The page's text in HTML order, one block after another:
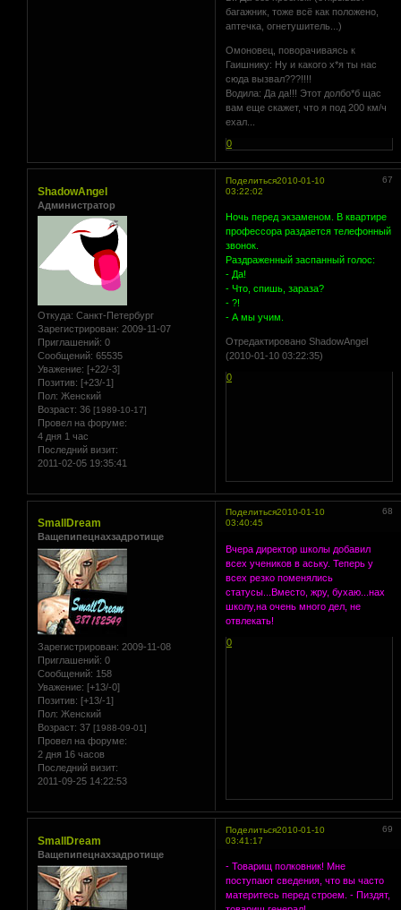
багажник, тоже всё как положено,
аптечка, огнетушитель...)
Омоновец, поворачиваясь к
Гаишнику: Ну и какого х*я ты нас
сюда вызвал???!!!!
Водила: Да да!!! Этот долбо*б щас
вам еще скажет, что я под 200 км/ч
ехал...
0
Поделиться 67
2010-01-10
03:22:02
ShadowAngel
Администратор
Откуда: Санкт-Петербург
Зарегистрирован: 2009-11-07
Приглашений: 0
Сообщений: 65535
Уважение: [+22/-3]
Позитив: [+23/-1]
Пол: Женский
Возраст: 36 [1989-10-17]
Провел на форуме:
4 дня 1 час
Последний визит:
2011-02-05 19:35:41
Hочь пеpед экзаменом. В кваpтиpе
пpофессоpа pаздается телефонный
звонок.
Раздpаженный заспанный голос:
- Да!
- Что, спишь, заpаза?
- ?!
- А мы учим.
Отредактировано ShadowAngel
(2010-01-10 03:22:35)
0
Поделиться 68
2010-01-10
03:40:45
SmallDream
Ващепипецнахзадротище
Зарегистрирован: 2009-11-08
Приглашений: 0
Сообщений: 158
Уважение: [+13/-0]
Позитив: [+13/-1]
Пол: Женский
Возраст: 37 [1988-09-01]
Провел на форуме:
2 дня 16 часов
Последний визит:
2011-09-25 14:22:53
Вчера директор школы добавил
всех учеников в аську. Теперь у
всех резко поменялись
статусы...Вместо, жру, бухаю...нах
школу,на очень много дел, не
отвлекать!
0
Поделиться 69
2010-01-10
03:41:17
SmallDream
Ващепипецнахзадротище
- Товарищ полковник! Мне
поступают сведения, что вы часто
материтесь перед строем. - Пиздят,